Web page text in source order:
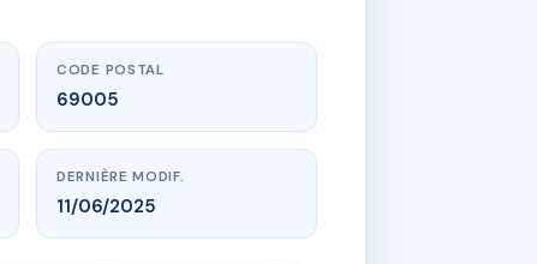
CODE POSTAL
69005
DERNIÈRE MODIF.
11/06/2025